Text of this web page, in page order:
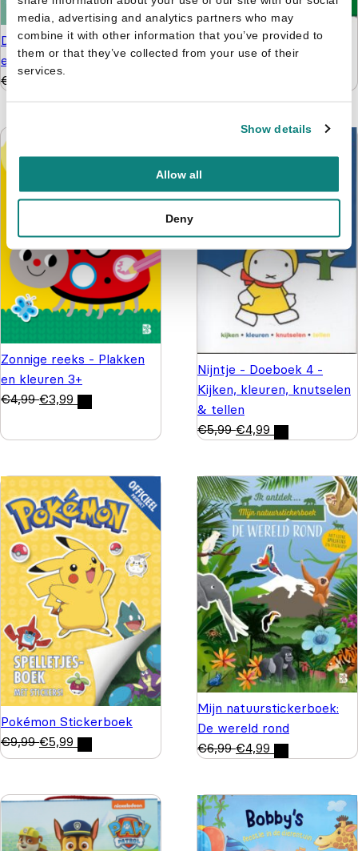
media, advertising and analytics partners who may
combine it with other information that you’ve provided to
them or that they’ve collected from your use of their
services.
Show details
Allow all
Deny
De tafelfabriek - Word
een wiskid
€
9,99 €6,99
De leukste hersenkrakers
8+
Zonnige reeks - Plakken
en kleuren 3+
€4,99 €3,99
Nijntje - Doeboek 4 -
Kijken, kleuren, knutselen
& tellen
€5,99 €4,99
Pokémon Stickerboek
€9,99 €5,99
Mijn natuurstickerboek:
De wereld rond
€6,99 €4,99